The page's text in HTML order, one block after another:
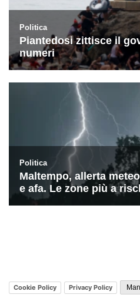
Cookie Policy Privacy Policy